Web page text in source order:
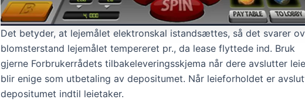
Det betyder, at lejemålet elektronskal istandsættes, så det svarer
blomsterstand lejemålet tempereret pr., da lease flyttede ind. Bruk
gjerne Forbrukerrådets tilbakeleveringsskjema når dere avslutter
blir enige som utbetaling av depositumet. Når leieforholdet er
depositumet indtil leietaker.